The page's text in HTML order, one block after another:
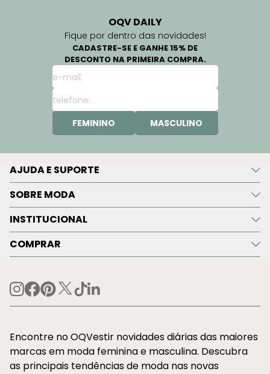
OQV DAILY
Fique por dentro das novidades!
CADASTRE-SE E GANHE 15% DE
DESCONTO NA PRIMEIRA COMPRA.
FEMININO MASCULINO
AJUDA E SUPORTE
SOBRE MODA
INSTITUCIONAL
COMPRAR
Encontre no OQVestir novidades diárias das maiores
marcas em moda feminina e masculina. Descubra
as principais tendências de moda nas novas